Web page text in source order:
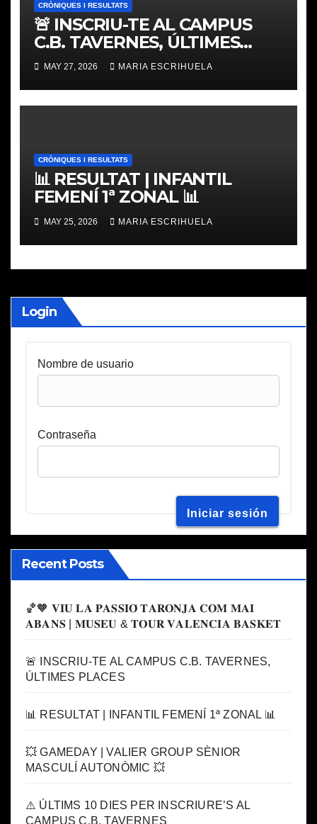
CRÒNIQUES I RESULTATS
🚨 INSCRIU-TE AL CAMPUS
C.B. TAVERNES, ÚLTIMES
PLACES
MAY 27, 2026 MARIA ESCRIHUELA
CRÒNIQUES I RESULTATS
📊 RESULTAT | INFANTIL
FEMENÍ 1ª ZONAL 📊
MAY 25, 2026 MARIA ESCRIHUELA
Login
Nombre de usuario
Contraseña
Recent Posts
🏀🧡 𝐕𝐈𝐔 𝐋𝐀 𝐏𝐀𝐒𝐒𝐈𝐎́ 𝐓𝐀𝐑𝐎𝐍𝐉𝐀 𝐂𝐎𝐌 𝐌𝐀𝐈
𝐀𝐁𝐀𝐍𝐒 | 𝐌𝐔𝐒𝐄𝐔 & 𝐓𝐎𝐔𝐑 𝐕𝐀𝐋𝐄𝐍𝐂𝐈𝐀 𝐁𝐀𝐒𝐊𝐄𝐓
🚨 INSCRIU-TE AL CAMPUS C.B. TAVERNES,
ÚLTIMES PLACES
📊 RESULTAT | INFANTIL FEMENÍ 1ª ZONAL 📊
💥 GAMEDAY | VALIER GROUP SÈNIOR
MASCULÍ AUTONÒMIC 💥
⚠️ ÚLTIMS 10 DIES PER INSCRIURE’S AL
CAMPUS C.B. TAVERNES